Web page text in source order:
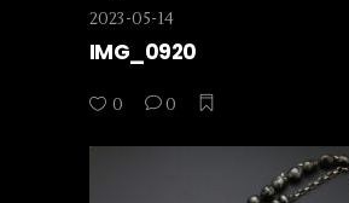
2023-05-14
IMG_0920
0 0